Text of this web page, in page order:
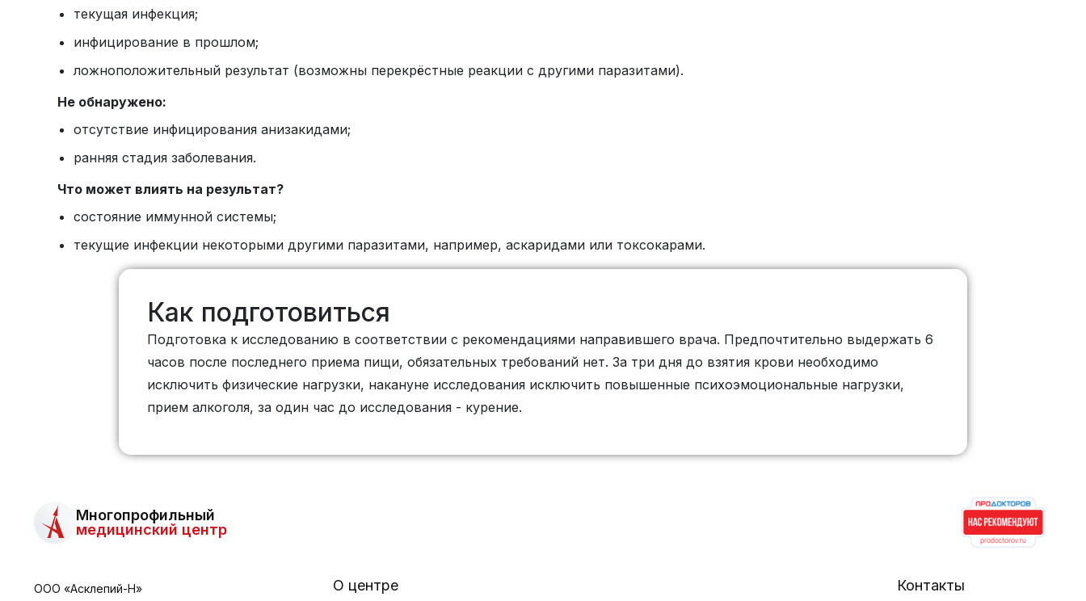
текущая инфекция;
инфицирование в прошлом;
ложноположительный результат (возможны перекрёстные реакции с другими паразитами).
Не обнаружено:
отсутствие инфицирования анизакидами;
ранняя стадия заболевания.
Что может влиять на результат?
состояние иммунной системы;
текущие инфекции некоторыми другими паразитами, например, аскаридами или токсокарами.
Как подготовиться
Подготовка к исследованию в соответствии с рекомендациями направившего врача. Предпочтительно выдержать 6
часов после последнего приема пищи, обязательных требований нет. За три дня до взятия крови необходимо
исключить физические нагрузки, накануне исследования исключить повышенные психоэмоциональные нагрузки,
прием алкоголя, за один час до исследования - курение.
Многопрофильный
медицинский центр
ООО «Асклепий-Н»
О центре
Контакты